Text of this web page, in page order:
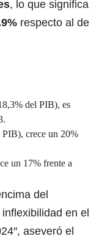
, lo que significa
respecto al de
del PIB), es
crece un 20%
un 17% frente a
del
en el
aseveró el